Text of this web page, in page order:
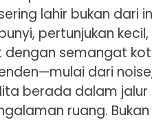
lahir bukan dari
pertunjukan
semangat
dari
berada dalam
ruang.